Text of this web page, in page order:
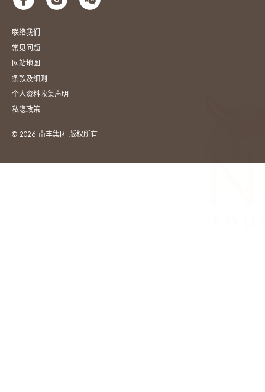
联络我们
常见问题
网站地图
条款及细则
个人资料收集声明
私隐政策
© 2026 南丰集团 版权所有